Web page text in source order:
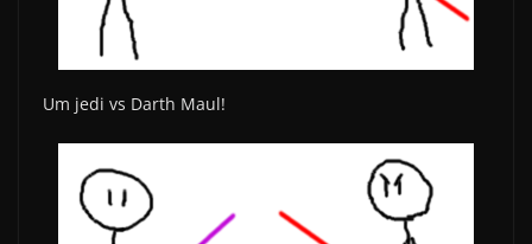
Um jedi vs Darth Maul!